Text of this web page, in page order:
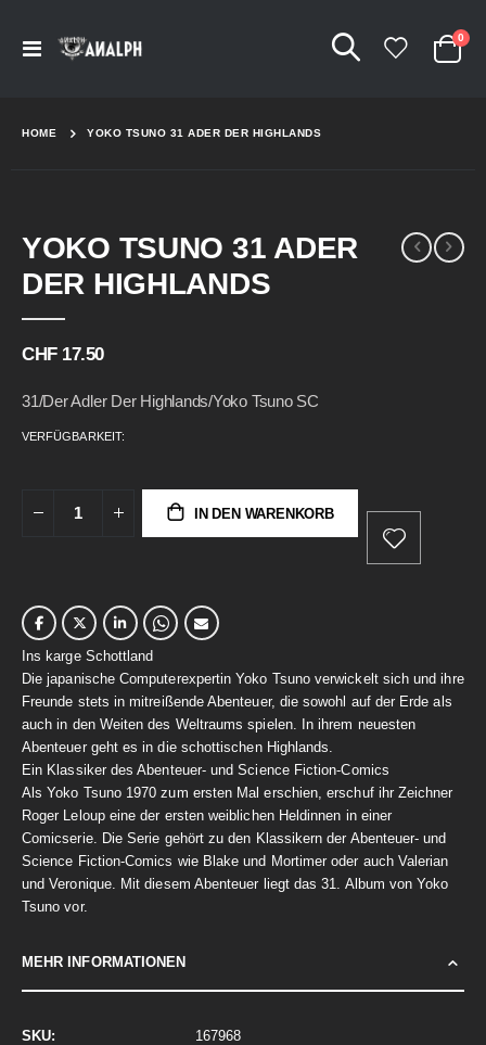
Navigation
Cart
0
HOME YOKO TSUNO 31 ADER DER HIGHLANDS
YOKO TSUNO 31 ADER
DER HIGHLANDS
CHF 17.50
31/Der Adler Der Highlands/Yoko Tsuno SC
VERFÜGBARKEIT:
IN DEN WARENKORB
Ins karge Schottland
Die japanische Computerexpertin Yoko Tsuno verwickelt sich und ihre
Freunde stets in mitreißende Abenteuer, die sowohl auf der Erde als
auch in den Weiten des Weltraums spielen. In ihrem neuesten
Abenteuer geht es in die schottischen Highlands.
Ein Klassiker des Abenteuer- und Science Fiction-Comics
Als Yoko Tsuno 1970 zum ersten Mal erschien, erschuf ihr Zeichner
Roger Leloup eine der ersten weiblichen Heldinnen in einer
Comicserie. Die Serie gehört zu den Klassikern der Abenteuer- und
Science Fiction-Comics wie Blake und Mortimer oder auch Valerian
und Veronique. Mit diesem Abenteuer liegt das 31. Album von Yoko
Tsuno vor.
MEHR INFORMATIONEN
Mehr
167968
to
the
end
images
to
the
beginning
images